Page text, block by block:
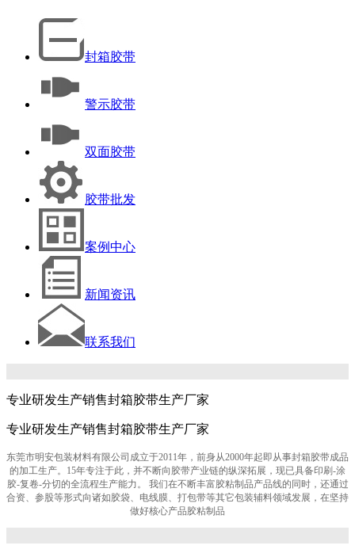
封箱胶带
警示胶带
双面胶带
胶带批发
案例中心
新闻资讯
联系我们
专业研发生产销售封箱胶带生产厂家
专业研发生产销售封箱胶带生产厂家
东莞市明安包装材料有限公司成立于2011年，前身从2000年起即从事封箱胶带成品
的加工生产。15年专注于此，并不断向胶带产业链的纵深拓展，现已具备印刷-涂
胶-复卷-分切的全流程生产能力。 我们在不断丰富胶粘制品产品线的同时，还通过
合资、参股等形式向诸如胶袋、电线膜、打包带等其它包装辅料领域发展，在坚持
做好核心产品胶粘制品